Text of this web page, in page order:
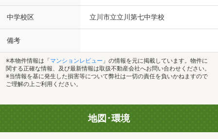
中学校区 立川市立立川第七中学校
備考
※本物件情報は「 マンションレビュー 」の情報を元に掲載しています。物件に
関する正確な情報、及び最新情報は取扱不動産会社へお問い合わせください。
※当情報を基に発生した損害等について弊社は一切の責任を負いかねますので
ご理解の上ご利用ください。
地図･環境